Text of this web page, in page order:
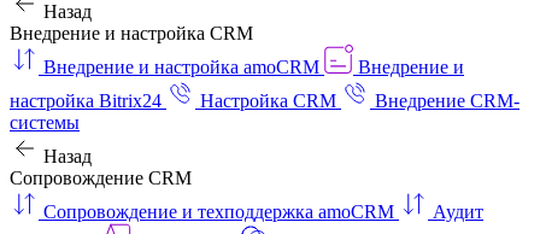
Назад
Внедрение и настройка CRM
Внедрение и настройка amoCRM
Внедрение и
настройка Bitrix24
Настройка CRM
Внедрение CRM-
системы
Назад
Сопровождение CRM
Сопровождение и техподдержка amoCRM
Аудит